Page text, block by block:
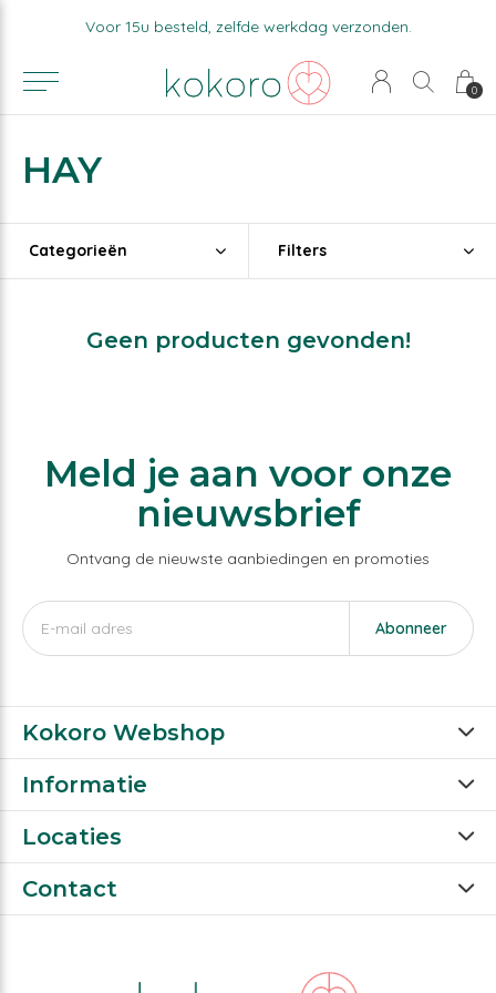
0
Voor 15u besteld, zelfde werkdag verzonden.
HAY
Categorieën Filters
Geen producten gevonden!
Meld je aan voor onze
nieuwsbrief
Ontvang de nieuwste aanbiedingen en promoties
Abonneer
Kokoro Webshop
Informatie
Locaties
Contact